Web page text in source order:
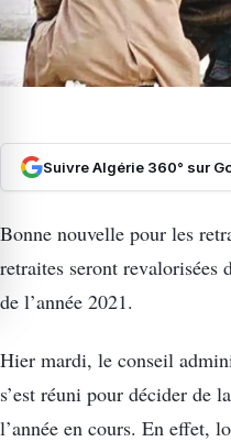
Suivre Algérie 360° sur
Bonne nouvelle pour les
retraites seront revalorisées
de l’année 2021.
Hier mardi, le conseil
s’est réuni pour décider de
l’année en cours. En effet,